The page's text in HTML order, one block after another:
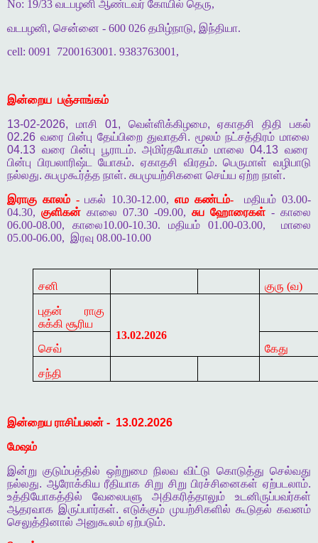
No: 19/33 வடபழனி ஆண்டவர் கோயில் தெரு,
வடபழனி, சென்னை - 600 026 தமிழ்நாடு, இந்தியா.
cell: 0091 7200163001. 9383763001,
இன்றைய பஞ்சாங்கம்
13-02-2026, மாசி 01, வெள்ளிக்கிழமை,ஏகாதசி திதி
பகல்
02.26 வரை பின்பு தேய்பிறை துவாதசி. மூலம் நட்சத்திரம் மாலை
04.13 வரை பின்பு பூராடம். அமிர்தயோகம் மாலை 04.13 வரை
பின்பு பிரபலாரிஷ்ட யோகம்.ஏகாதசி விரதம்.பெருமாள் வழிபாடு
நல்லது. சுபமுகூர்த்த நாள். சுபமுயற்சிகளை செய்ய ஏற்ற நாள்.
இராகு காலம் -பகல் 10.30-12.00, எம கண்டம்-
மதியம் 03.00-
04.30, குளிகன் காலை 07.30 -09.00, சுப ஹோரைகள் - காலை
06.00-08.00, காலை10.00-10.30. மதியம் 01.00-03.00,
மாலை
05.00-06.00, இரவு 08.00-10.00
சனி குரு (வ)
புதன் ராகு
சுக்கி சூரிய
13.02.2026
செவ்
கேது
சந்தி
இன்றைய ராசிப்பலன் - 13.02.2026
மேஷம்
இன்று குடும்பத்தில் ஒற்றுமை நிலவ விட்டு கொடுத்து செல்வது
நல்லது. ஆரோக்கிய ரீதியாக சிறு சிறு பிரச்சினைகள் ஏற்படலாம்.
உத்தியோகத்தில்
வேலைபளு அதிகரித்தாலும்
உடனிருப்பவர்கள்
ஆதரவாக இருப்பார்கள். எடுக்கும் முயற்சிகளில் கூடுதல் கவனம்
செலுத்தினால் அனுகூலம் ஏற்படும்.